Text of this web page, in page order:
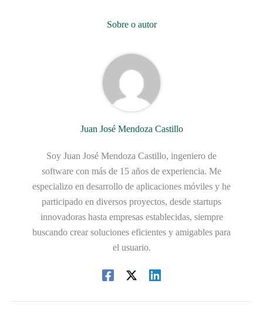
Sobre o autor
Juan José Mendoza Castillo
Soy Juan José Mendoza Castillo, ingeniero de
software con más de 15 años de experiencia. Me
especializo en desarrollo de aplicaciones móviles y he
participado en diversos proyectos, desde startups
innovadoras hasta empresas establecidas, siempre
buscando crear soluciones eficientes y amigables para
el usuario.